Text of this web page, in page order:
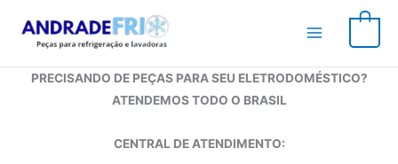
para
conteúdo
PRECISANDO DE PEÇAS PARA SEU ELETRODOMÉSTICO?
ATENDEMOS TODO O BRASIL
CENTRAL DE ATENDIMENTO: